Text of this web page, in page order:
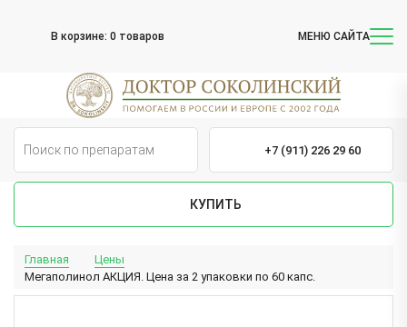
В корзине: 0 товаров МЕНЮ САЙТА
+7 (911) 226 29 60
КУПИТЬ
Главная
Цены
Мегаполинол АКЦИЯ. Цена за 2 упаковки по 60 капс.